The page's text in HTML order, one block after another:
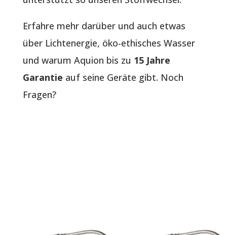
Erfahre mehr darüber und auch etwas
über Lichtenergie, öko-ethisches Wasser
und warum Aquion bis zu 15 Jahre
Garantie auf seine Geräte gibt. Noch
Fragen?